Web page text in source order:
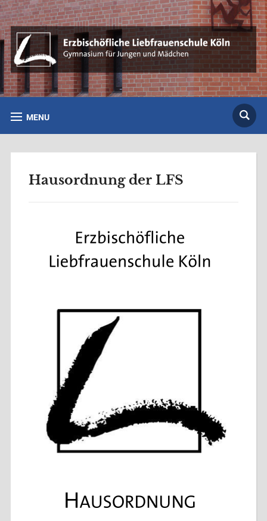
MENU
Hausordnung der LFS